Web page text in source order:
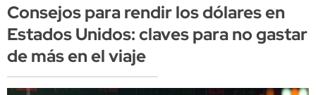
Consejos para rendir los dólares en
Estados Unidos: claves para no gastar
de más en el viaje